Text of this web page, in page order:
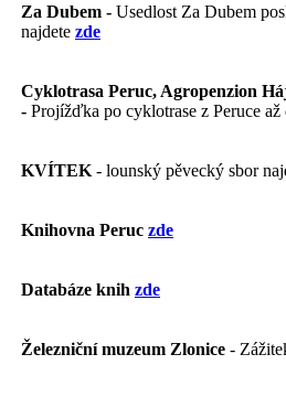
Za Dubem - Usedlost Za Dubem
najdete zde
Cyklotrasa Peruc, Agropenzion
- Projížďka po cyklotrase z Peruce
KVÍTEK - lounský pěvecký sbor
Knihovna Peruc zde
Databáze knih zde
Železniční muzeum Zlonice -